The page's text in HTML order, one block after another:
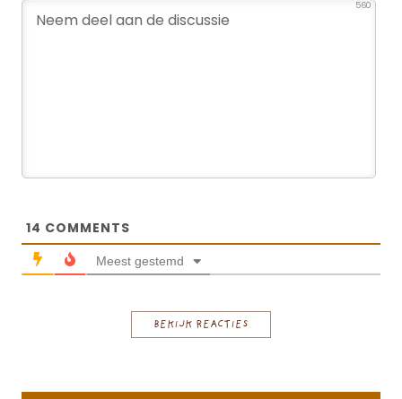
560
14 COMMENTS
Meest gestemd
BEKIJK REACTIES